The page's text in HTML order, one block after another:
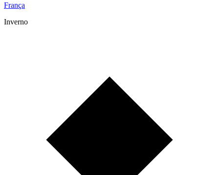
França
Inverno